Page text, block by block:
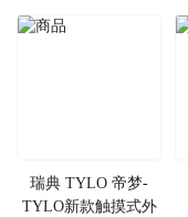
瑞典 TYLO 帝梦-
TYLO新款触摸式外